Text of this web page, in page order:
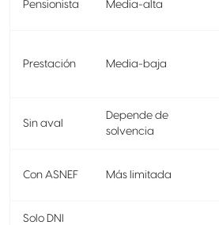
Pensionista Media-alta
Prestación Media-baja
Sin aval
Depende de
solvencia
Con ASNEF Más limitada
Solo DNI